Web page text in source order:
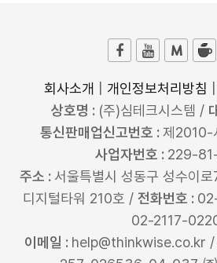
회사소개 개인정보처리방침
상호명 : (주)심테크시스템 /
통신판매업신고번호 :제2010-
사업자번호 : 229-
주소 : 서울특별시 성동구 성수이
디지털타워 210호 / 전화번호 :
02-2117-
이메일 : help@thinkwise.co.kr /